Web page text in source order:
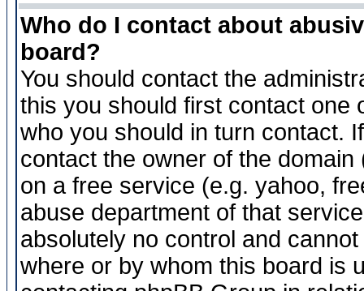
Who do I contact about
board?
You should contact the
this you should first contact one
who you should in turn contact.
contact the owner of the
on a free service (e.g. yahoo,
abuse department of that
absolutely no control and
where or by whom this board is